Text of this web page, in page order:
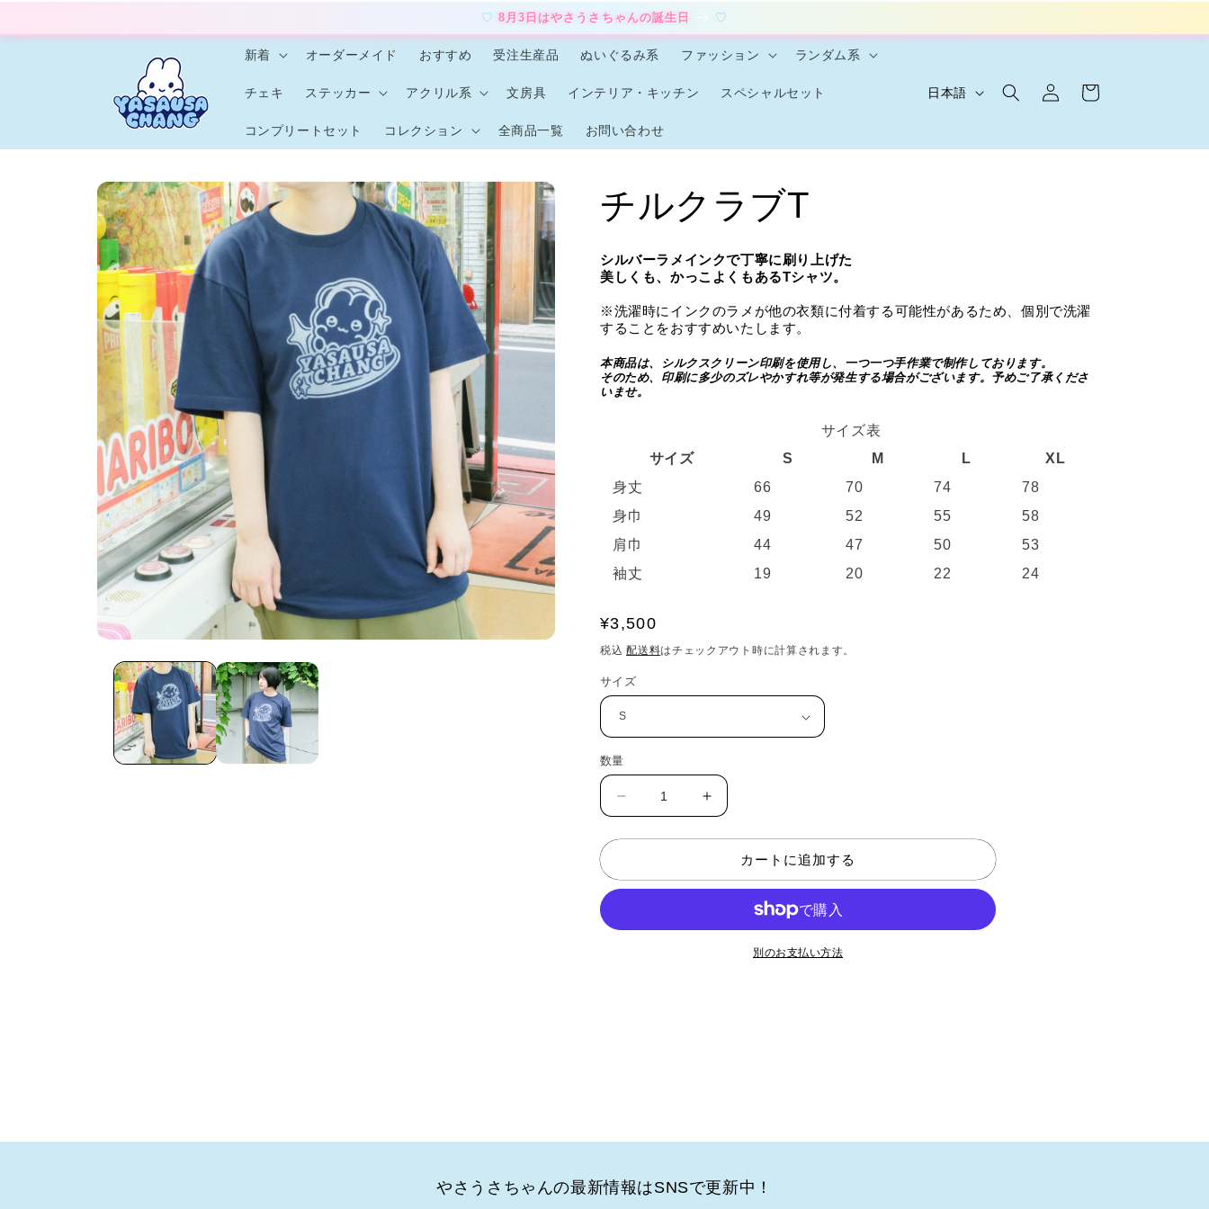
進む
8月3日はやさうさちゃんの誕生日
新着 オーダーメイド おすすめ 受注生産品 ぬいぐるみ系 ファッション ランダム系
チェキ ステッカー アクリル系 文房具 インテリア・キッチン スペシャルセット
コンプリートセット コレクション 全商品一覧 お問い合わせ
言
日本語
イ
ー
商品情
報にス
キップ
チルクラブT
シルバーラメインクで丁寧に刷り上げた
美しくも、かっこよくもあるTシャツ。
※洗濯時にインクのラメが他の衣類に付着する可能性があるため、個別で洗濯
することをおすすめいたします。
本商品は、シルクスクリーン印刷を使用し、一つ一つ手作業で制作しております。
そのため、印刷に多少のズレやかすれ等が発生する場合がございます。予めご了承くださ
いませ。
サイズ表
サイズ
S M L
XL
身丈
66 70 74
78
身巾
49 52 55
58
肩巾
44 47 50
53
袖丈
19 20 22 24
通
常
価
格
¥3,500
税込配送料はチェックアウト時に計算されます。
サイズ
数量
ブ
の
チ
ブ
の
カートに追加する
別のお支払い方法
やさうさちゃんの最新情報はSNSで更新中！